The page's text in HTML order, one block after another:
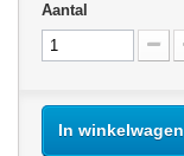
Aantal
In winkelwagen